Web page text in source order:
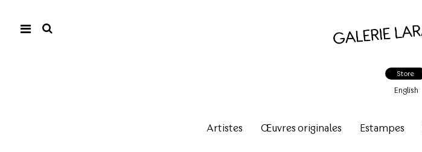
Store
English
Artistes Œuvres originales Estampes